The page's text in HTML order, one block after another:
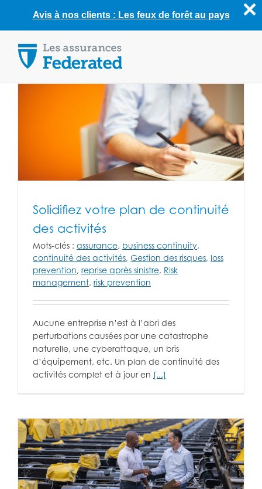
content
Solidifiez votre plan de continuité
des activités
Mots-clés : assurance, business continuity,
continuité des activités, Gestion des risques, loss
prevention, reprise après sinistre, Risk
management, risk prevention
Aucune entreprise n’est à l’abri des
perturbations causées par une catastrophe
naturelle, une cyberattaque, un bris
d’équipement, etc. Un plan de continuité des
activités complet et à jour en [...]
Avis à nos clients : Les feux de forêt au pays